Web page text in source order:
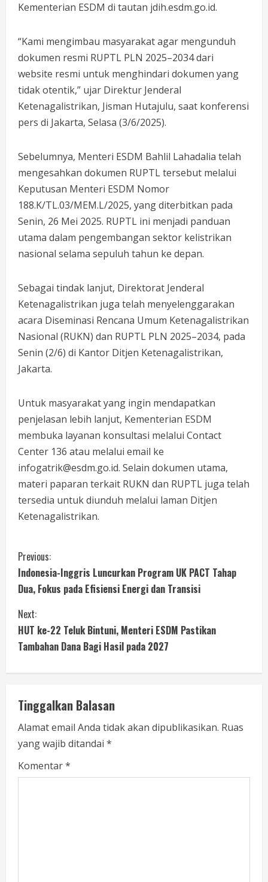
Kementerian ESDM di tautan jdih.esdm.go.id.
“Kami mengimbau masyarakat agar mengunduh
dokumen resmi RUPTL PLN 2025–2034 dari
website resmi untuk menghindari dokumen yang
tidak otentik,” ujar Direktur Jenderal
Ketenagalistrikan, Jisman Hutajulu, saat konferensi
pers di Jakarta, Selasa (3/6/2025).
Sebelumnya, Menteri ESDM Bahlil Lahadalia telah
mengesahkan dokumen RUPTL tersebut melalui
Keputusan Menteri ESDM Nomor
188.K/TL.03/MEM.L/2025, yang diterbitkan pada
Senin, 26 Mei 2025. RUPTL ini menjadi panduan
utama dalam pengembangan sektor kelistrikan
nasional selama sepuluh tahun ke depan.
Sebagai tindak lanjut, Direktorat Jenderal
Ketenagalistrikan juga telah menyelenggarakan
acara Diseminasi Rencana Umum Ketenagalistrikan
Nasional (RUKN) dan RUPTL PLN 2025–2034, pada
Senin (2/6) di Kantor Ditjen Ketenagalistrikan,
Jakarta.
Untuk masyarakat yang ingin mendapatkan
penjelasan lebih lanjut, Kementerian ESDM
membuka layanan konsultasi melalui Contact
Center 136 atau melalui email ke
infogatrik@esdm.go.id. Selain dokumen utama,
materi paparan terkait RUKN dan RUPTL juga telah
tersedia untuk diunduh melalui laman Ditjen
Ketenagalistrikan.
Previous:
Indonesia-Inggris Luncurkan Program UK PACT Tahap
Dua, Fokus pada Efisiensi Energi dan Transisi
Next:
HUT ke-22 Teluk Bintuni, Menteri ESDM Pastikan
Tambahan Dana Bagi Hasil pada 2027
Tinggalkan Balasan
Alamat email Anda tidak akan dipublikasikan. Ruas
yang wajib ditandai *
Komentar*